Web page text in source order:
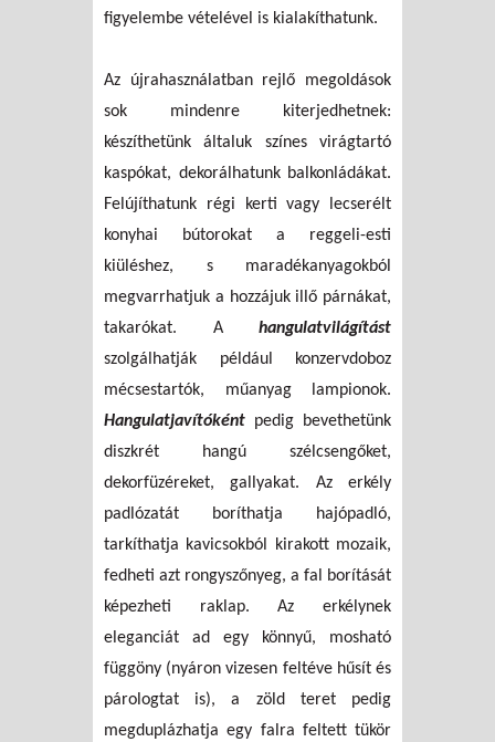
figyelembe vételével is kialakíthatunk.
Az újrahasználatban rejlő megoldások
sok mindenre kiterjedhetnek:
készíthetünk általuk színes virágtartó
kaspókat, dekorálhatunk balkonládákat.
Felújíthatunk régi kerti vagy lecserélt
konyhai bútorokat a reggeli-esti
kiüléshez, s maradékanyagokból
megvarrhatjuk a hozzájuk illő párnákat,
takarókat. A hangulatvilágítást
szolgálhatják például konzervdoboz
mécsestartók, műanyag lampionok.
Hangulatjavítóként pedig bevethetünk
diszkrét hangú szélcsengőket,
dekorfüzéreket, gallyakat. Az erkély
padlózatát boríthatja hajópadló,
tarkíthatja kavicsokból kirakott mozaik,
fedheti azt rongyszőnyeg, a fal borítását
képezheti raklap. Az erkélynek
eleganciát ad egy könnyű, mosható
függöny (nyáron vizesen feltéve hűsít és
párologtat is), a zöld teret pedig
megduplázhatja egy falra feltett tükör